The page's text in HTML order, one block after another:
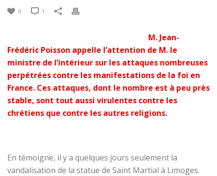
0 1
M. Jean-
Frédéric Poisson appelle l’attention de M. le
ministre de l’intérieur sur les attaques nombreuses
perpétrées contre les manifestations de la foi en
France. Ces attaques, dont le nombre est à peu près
stable, sont tout aussi virulentes contre les
chrétiens que contre les autres religions.
En témoigne, il y a quelques jours seulement la
vandalisation de la statue de Saint Martial à Limoges.